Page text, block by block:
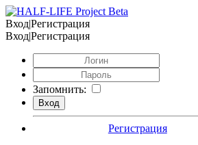
Вход|Регистрация
Вход|Регистрация
Запомнить:
Регистрация